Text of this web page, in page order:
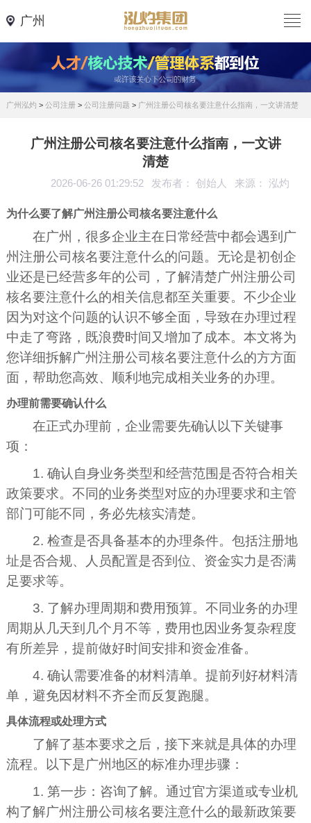
广州
广州泓灼 > 公司注册> 公司注册问题 > 广州注册公司核名要注意什么指南，一文讲清楚
广州注册公司核名要注意什么指南，一文讲
清楚
2026-06-26 01:29:52 发布者： 创始人 来源： 泓灼
为什么要了解广州注册公司核名要注意什么
在广州，很多企业主在日常经营中都会遇到广
州注册公司核名要注意什么的问题。无论是初创企
业还是已经营多年的公司，了解清楚广州注册公司
核名要注意什么的相关信息都至关重要。不少企业
因为对这个问题的认识不够全面，导致在办理过程
中走了弯路，既浪费时间又增加了成本。本文将为
您详细拆解广州注册公司核名要注意什么的方方面
面，帮助您高效、顺利地完成相关业务的办理。
办理前需要确认什么
在正式办理前，企业需要先确认以下关键事
项：
1. 确认自身业务类型和经营范围是否符合相关
政策要求。不同的业务类型对应的办理要求和主管
部门可能不同，务必先核实清楚。
2. 检查是否具备基本的办理条件。包括注册地
址是否合规、人员配置是否到位、资金实力是否满
足要求等。
3. 了解办理周期和费用预算。不同业务的办理
周期从几天到几个月不等，费用也因业务复杂程度
有所差异，提前做好时间安排和资金准备。
4. 确认需要准备的材料清单。提前列好材料清
单，避免因材料不齐全而反复跑腿。
具体流程或处理方式
了解了基本要求之后，接下来就是具体的办理
流程。以下是广州地区的标准办理步骤：
1. 第一步：咨询了解。通过官方渠道或专业机
构了解广州注册公司核名要注意什么的最新政策要